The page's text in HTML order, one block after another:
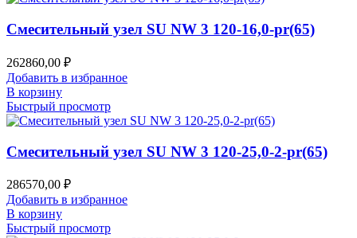
Смесительный узел SU NW 3 120-16,0-pr(65)
262860,00 ₽
Добавить в избранное
В корзину
Быстрый просмотр
Смесительный узел SU NW 3 120-25,0-2-pr(65)
286570,00 ₽
Добавить в избранное
В корзину
Быстрый просмотр